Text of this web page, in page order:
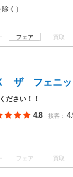
く）
フェア 買取
ザ フェニッ
ださい！！
4.8 接客：
フェア 買取